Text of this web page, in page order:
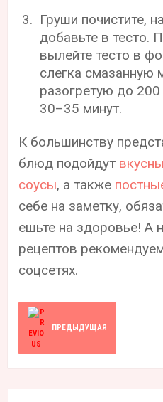
Груши почистите,
добавьте в тесто.
вылейте тесто в
слегка смазанную
разогретую до 200
30–35 минут.
К большинству
блюд подойдут
соусы, а также
себе на заметку,
ешьте на здоровье! А
рецептов
соцсетях.
ПРЕДЫДУЩАЯ